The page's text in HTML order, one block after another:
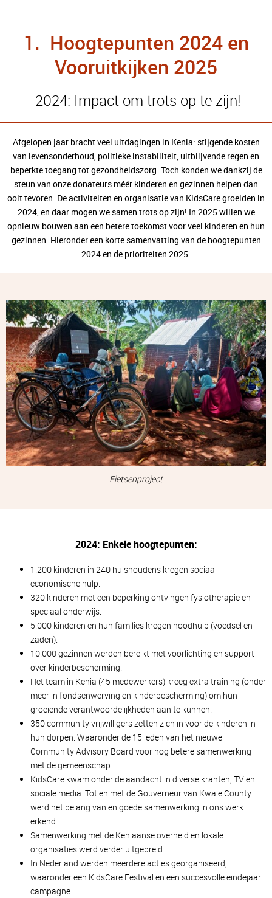
1. Hoogtepunten 2024 en
Vooruitkijken 2025
2024: Impact om trots op te zijn!
Afgelopen jaar bracht veel uitdagingen in Kenia: stijgende kosten
van levensonderhoud, politieke instabiliteit, uitblijvende regen en
beperkte toegang tot gezondheidszorg. Toch konden we dankzij de
steun van onze donateurs méér kinderen en gezinnen helpen dan
ooit tevoren. De activiteiten en organisatie van KidsCare groeiden in
2024, en daar mogen we samen trots op zijn! In 2025 willen we
opnieuw bouwen aan een betere toekomst voor veel kinderen en hun
gezinnen. Hieronder een korte samenvatting van de hoogtepunten
2024 en de prioriteiten 2025.
Fietsenproject
2024: Enkele hoogtepunten:
1.200 kinderen in 240 huishoudens kregen sociaal-
economische hulp.
320 kinderen met een beperking ontvingen fysiotherapie en
speciaal onderwijs.
5.000 kinderen en hun families kregen noodhulp (voedsel en
zaden).
10.000 gezinnen werden bereikt met voorlichting en support
over kinderbescherming.
Het team in Kenia (45 medewerkers) kreeg extra training (onder
meer in fondsenwerving en kinderbescherming) om hun
groeiende verantwoordelijkheden aan te kunnen.
350 community vrijwilligers zetten zich in voor de kinderen in
hun dorpen. Waaronder de 15 leden van het nieuwe
Community Advisory Board voor nog betere samenwerking
met de gemeenschap.
KidsCare kwam onder de aandacht in diverse kranten, TV en
sociale media. Tot en met de Gouverneur van Kwale County
werd het belang van en goede samenwerking in ons werk
erkend.
Samenwerking met de Keniaanse overheid en lokale
organisaties werd verder uitgebreid.
In Nederland werden meerdere acties georganiseerd,
waaronder een KidsCare Festival en een succesvolle eindejaar
campagne.